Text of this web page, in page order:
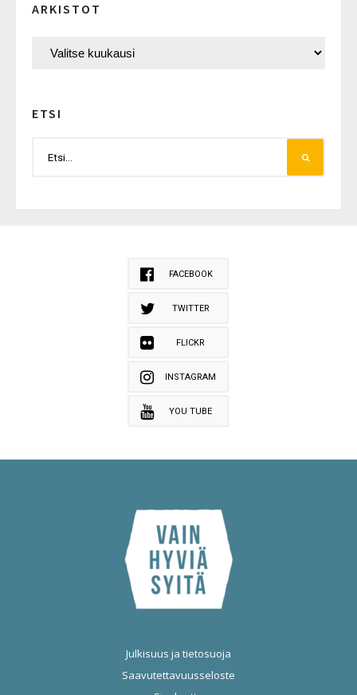
ARKISTOT
ETSI
FACEBOOK
TWITTER
FLICKR
INSTAGRAM
YOU TUBE
Julkisuus ja tietosuoja
Saavutettavuusseloste